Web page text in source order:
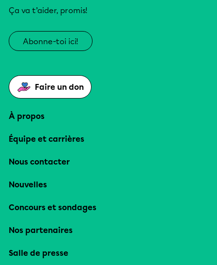
Ça va t’aider, promis!
Abonne-toi ici!
Faire un don
À propos
Équipe et carrières
Nous contacter
Nouvelles
Concours et sondages
Nos partenaires
Salle de presse